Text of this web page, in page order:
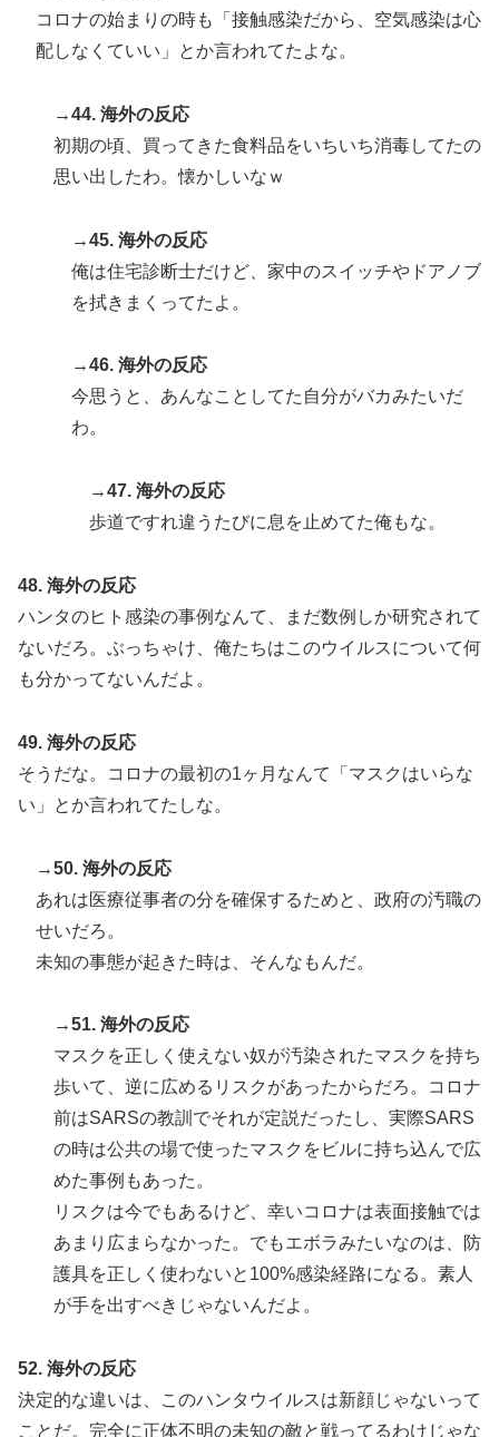
コロナの始まりの時も「接触感染だから、空気感染は心
配しなくていい」とか言われてたよな。
→44. 海外の反応
初期の頃、買ってきた食料品をいちいち消毒してたの
思い出したわ。懐かしいなｗ
→45. 海外の反応
俺は住宅診断士だけど、家中のスイッチやドアノブ
を拭きまくってたよ。
→46. 海外の反応
今思うと、あんなことしてた自分がバカみたいだ
わ。
→47. 海外の反応
歩道ですれ違うたびに息を止めてた俺もな。
48. 海外の反応
ハンタのヒト感染の事例なんて、まだ数例しか研究されて
ないだろ。ぶっちゃけ、俺たちはこのウイルスについて何
も分かってないんだよ。
49. 海外の反応
そうだな。コロナの最初の1ヶ月なんて「マスクはいらな
い」とか言われてたしな。
→50. 海外の反応
あれは医療従事者の分を確保するためと、政府の汚職の
せいだろ。
未知の事態が起きた時は、そんなもんだ。
→51. 海外の反応
マスクを正しく使えない奴が汚染されたマスクを持ち
歩いて、逆に広めるリスクがあったからだろ。コロナ
前はSARSの教訓でそれが定説だったし、実際SARS
の時は公共の場で使ったマスクをビルに持ち込んで広
めた事例もあった。
リスクは今でもあるけど、幸いコロナは表面接触では
あまり広まらなかった。でもエボラみたいなのは、防
護具を正しく使わないと100%感染経路になる。素人
が手を出すべきじゃないんだよ。
52. 海外の反応
決定的な違いは、このハンタウイルスは新顔じゃないって
ことだ。完全に正体不明の未知の敵と戦ってるわけじゃな